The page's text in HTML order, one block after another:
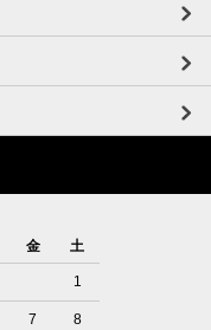
金 土
1
7 8